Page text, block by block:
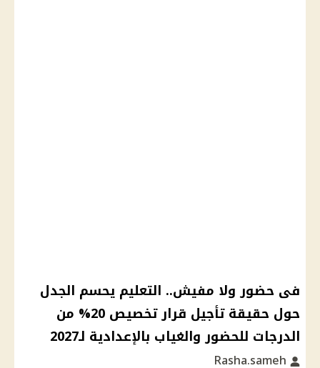
فى حضور ولا مفيش.. التعليم يحسم الجدل
حول حقيقة تأجيل قرار تخصيص 20% من
الدرجات للحضور والغياب بالإعدادية لـ2027